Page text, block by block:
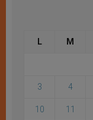
L M
3 4
10 11